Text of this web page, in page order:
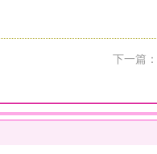
下一篇：